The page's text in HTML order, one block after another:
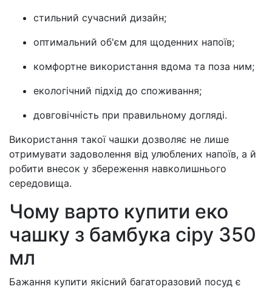
стильний сучасний дизайн;
оптимальний об'єм для щоденних напоїв;
комфортне використання вдома та поза ним;
екологічний підхід до споживання;
довговічність при правильному догляді.
Використання такої чашки дозволяє не лише
отримувати задоволення від улюблених напоїв, а й
робити внесок у збереження навколишнього
середовища.
Чому варто купити еко
чашку з бамбука сіру 350
мл
Бажання купити якісний багаторазовий посуд є